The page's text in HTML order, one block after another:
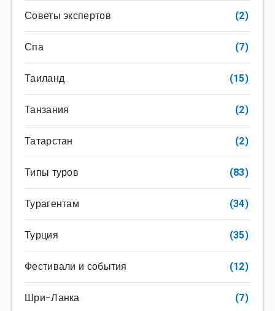
Советы экспертов (2)
Спа (7)
Таиланд (15)
Танзания (2)
Татарстан (2)
Типы туров (83)
Турагентам (34)
Турция (35)
Фестивали и события (12)
Шри-Ланка (7)